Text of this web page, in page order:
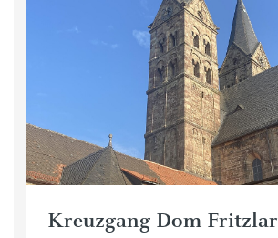
Kreuzgang Dom Fritzlar